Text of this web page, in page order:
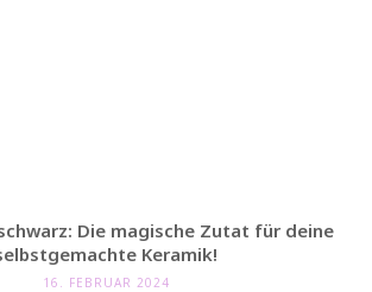
Die magische Zutat für deine
Keramik!
16. FEBRUAR 2024